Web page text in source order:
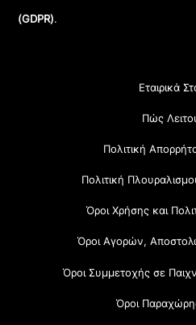
(GDPR).
Εταιρικά
Πώς
Πολιτική
Πολιτική
Όροι Χρήσης και
Όροι Αγορών,
Όροι Συμμετοχής σε
Όροι